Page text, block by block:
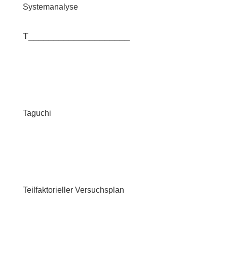
Systemanalyse
T____________________
Taguchi
Teilfaktorieller Versuchsplan